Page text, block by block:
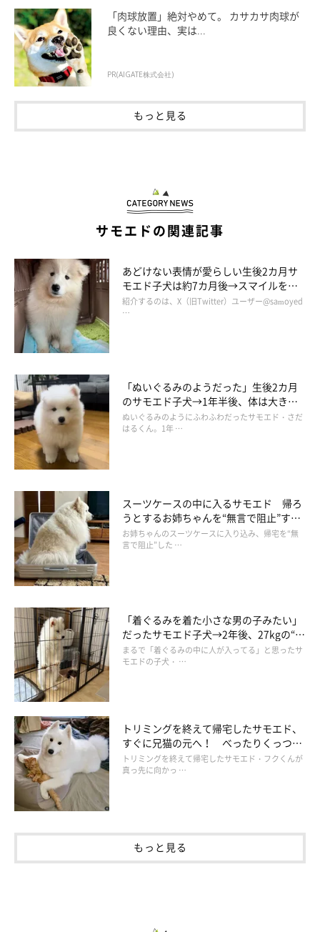
「肉球放置」絶対やめて。 カサカサ肉球が
良くない理由、実は...
PR(AIGATE株式会社)
もっと見る
サモエドの関連記事
あどけない表情が愛らしい生後2カ月サ
モエド子犬は約7カ月後→スマイルを振
りまく元気なコに大きく成長！「家族全
員の笑顔の源」に
紹介するのは、X（旧Twitter）ユーザー@samoyed
…
「ぬいぐるみのようだった」生後2カ月
のサモエド子犬→1年半後、体は大きく
成長しても“子犬のまま”の甘えん坊に！
ぬいぐるみのようにふわふわだったサモエド・さだ
はるくん。1年 …
スーツケースの中に入るサモエド 帰ろ
うとするお姉ちゃんを“無言で阻止”する
姿に「かわいいけど切ない」
お姉ちゃんのスーツケースに入り込み、帰宅を“無
言で阻止”した …
「着ぐるみを着た小さな男の子みたい」
だったサモエド子犬→2年後、27kgの“モ
フモフ”に成長した姿にほっこり
まるで「着ぐるみの中に人が入ってる」と思ったサ
モエドの子犬・ …
トリミングを終えて帰宅したサモエド、
すぐに兄猫の元へ！ べったりくっつく
様子に心がほっこり
トリミングを終えて帰宅したサモエド・フクくんが
真っ先に向かっ …
もっと見る